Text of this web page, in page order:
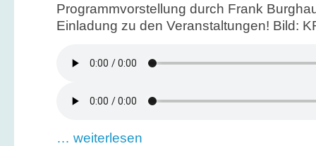
Programmvorstellung durch Frank
Einladung zu den Veranstaltungen! Bild:
… weiterlesen